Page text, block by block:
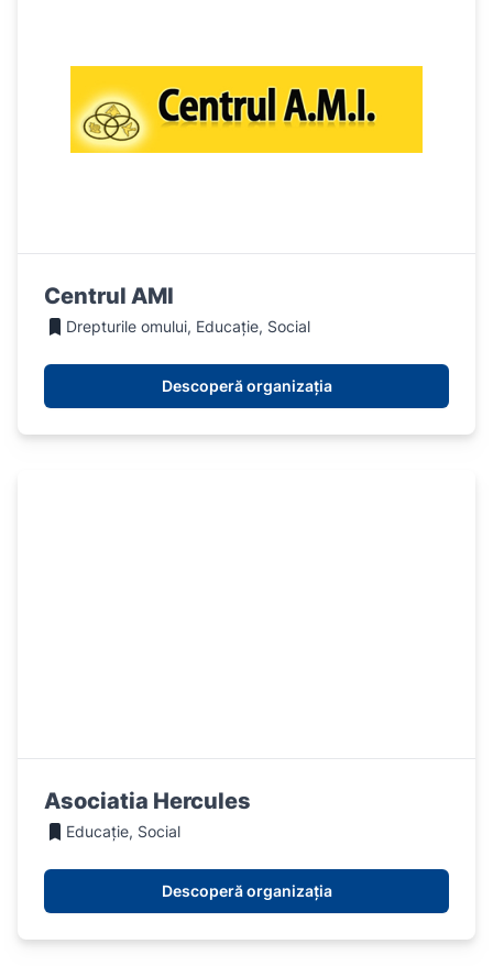
Centrul AMI
Drepturile omului, Educație, Social
Descoperă organizația
Asociatia Hercules
Educație, Social
Descoperă organizația